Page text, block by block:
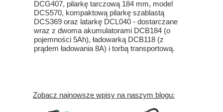
DCG407, pilarkę tarczową 184 mm, model
DCS570, kompaktową pilarkę szablastą
DCS369 oraz latarkę DCL040 - dostarczane
wraz z dwoma akumulatorami DCB184 (o
pojemności 5Ah), ładowarką DCB118 (z
prądem ładowania 8A) i torbą transportową.
Zobacz najnowsze wpisy na naszym blogu: